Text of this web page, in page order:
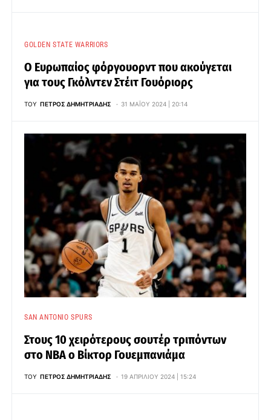
GOLDEN STATE WARRIORS
Ο Ευρωπαίος φόργουορντ που ακούγεται
για τους Γκόλντεν Στέιτ Γουόριορς
ΤΟΥ ΠΈΤΡΟΣ ΔΗΜΗΤΡΙΆΔΗΣ 31 ΜΑΪ́ΟΥ 2024 | 20:14
SAN ANTONIO SPURS
Στους 10 χειρότερους σουτέρ τριπόντων
στο ΝΒΑ ο Βίκτορ Γουεμπανιάμα
ΤΟΥ ΠΈΤΡΟΣ ΔΗΜΗΤΡΙΆΔΗΣ 19 ΑΠΡΙΛΊΟΥ 2024 | 15:24